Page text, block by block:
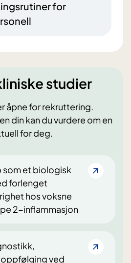
for
studier
åpne for rekruttering.
din kan du vurdere om en
for deg.
et biologisk
forlenget
hos voksne
2-inflammasjon
ved